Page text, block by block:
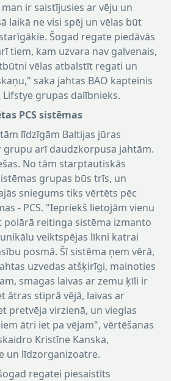
ir saistījusies ar vēju un
laikā ne visi spēj un vēlas būt
Šogad regate piedāvās
tiem, kam uzvara nav galvenais,
vēlas atbalstīt regati un
saka jahtas BAO kapteinis
Lifstye grupas dalībnieks.
PCS sistēmas
līdzīgām Baltijas jūras
arī daudzkorpusa jahtām.
No tām starptautiskās
grupas būs trīs, un
sniegums tiks vērtēts pēc
- PCS. "Iepriekš lietojām vienu
reitinga sistēma izmanto
veiktspējas līkni katrai
posmā. Šī sistēma ņem vērā,
uzvedas atšķirīgi, mainoties
smagas laivas ar zemu ķīli ir
ātras stiprā vējā, laivas ar
pretvēja virzienā, un vieglas
ātri iet pa vējam", vērtēšanas
Kristīne Kanska,
un līdzorganizoatre.
regatei piesaistīts